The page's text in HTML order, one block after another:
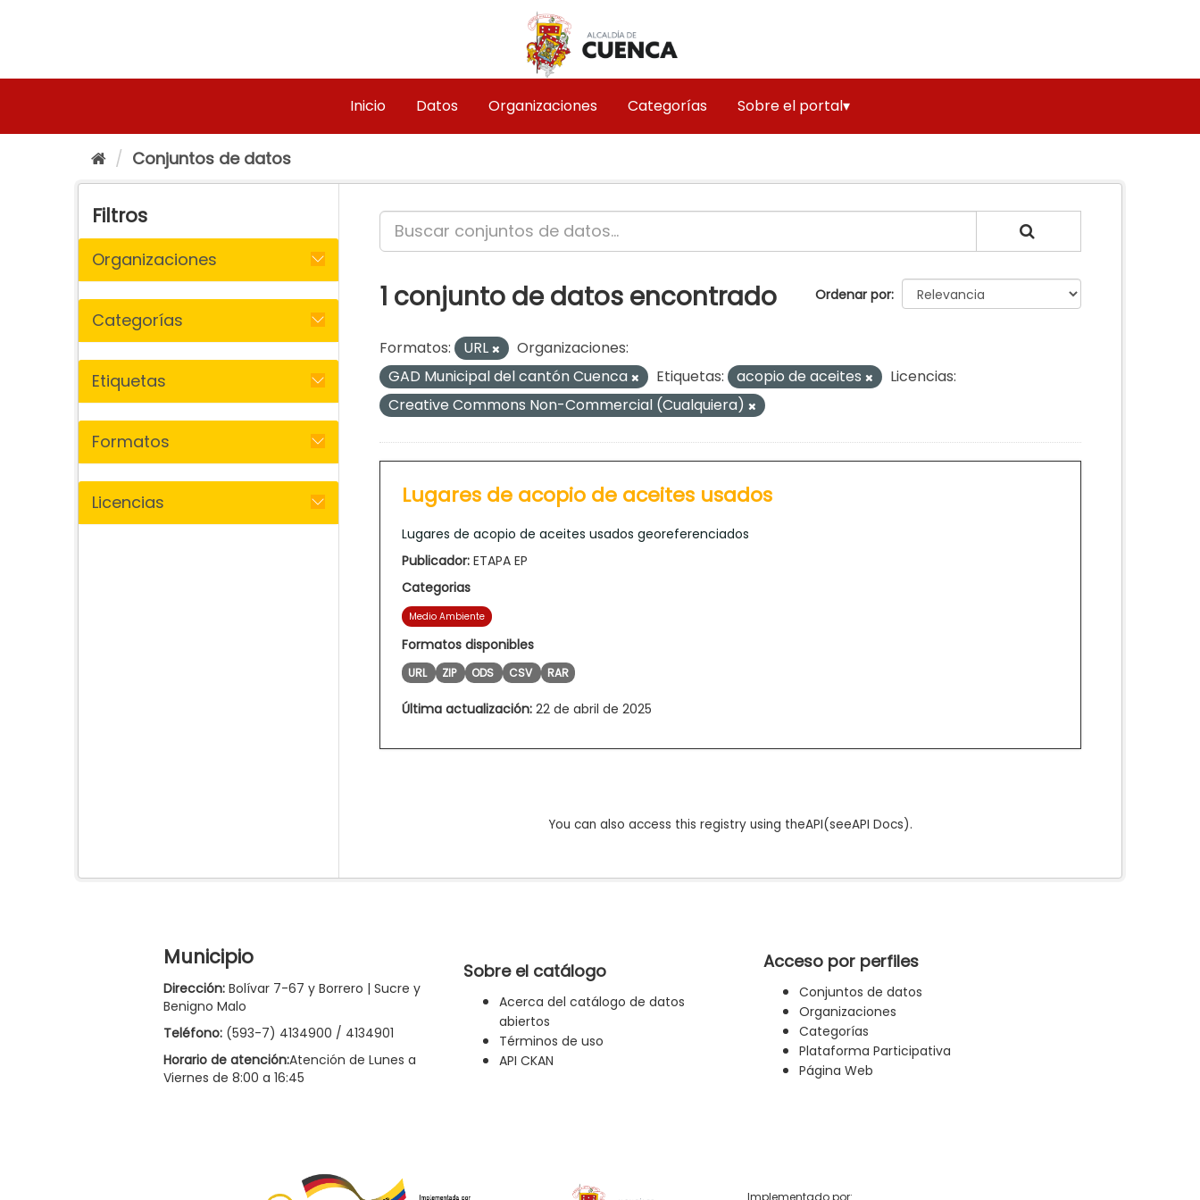
Inicio Datos Organizaciones Categorías Sobre el portal▾
Conjuntos de datos
Filtros
Organizaciones
Categorías
Etiquetas
Formatos
Licencias
Ordenar por
1 conjunto de datos encontrado
Formatos: URL
Organizaciones:
GAD Municipal del cantón Cuenca
Etiquetas: acopio de aceites
Licencias:
Creative Commons Non-Commercial (Cualquiera)
Lugares de acopio de aceites usados
Lugares de acopio de aceites usados georeferenciados
Publicador: ETAPA EP
Categorias
Medio Ambiente
Formatos disponibles
URL ZIP ODS CSV RAR
Última actualización: 22 de abril de 2025
You can also access this registry using theAPI(seeAPI Docs).
Municipio
Dirección: Bolívar 7-67 y Borrero | Sucre y
Benigno Malo
Teléfono: (593-7) 4134900 / 4134901
Horario de atención:Atención de Lunes a
Viernes de 8:00 a 16:45
Sobre el catálogo
Acerca del catálogo de datos
abiertos
Términos de uso
API CKAN
Acceso por perfiles
Conjuntos de datos
Organizaciones
Categorías
Plataforma Participativa
Página Web